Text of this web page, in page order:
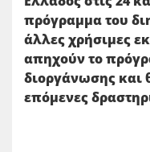
πρόγραμμα του
άλλες χρήσιμες
απηχούν το
διοργάνωσης και
επόμενες